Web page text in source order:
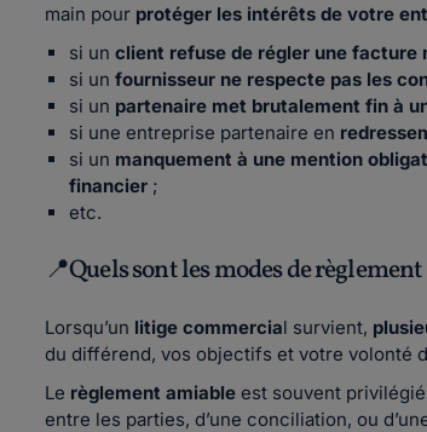
main pour protéger les intérêts de votre
si un client refuse de régler une facture
si un fournisseur ne respecte pas les
si un partenaire met brutalement fin à
si une entreprise partenaire en
si un manquement à une mention
financier ;
etc.
📍Quels sont les modes de
Lorsqu’un litige commercial survient,
du différend, vos objectifs et votre volonté
Le règlement amiable est souvent
entre les parties, d’une conciliation, ou